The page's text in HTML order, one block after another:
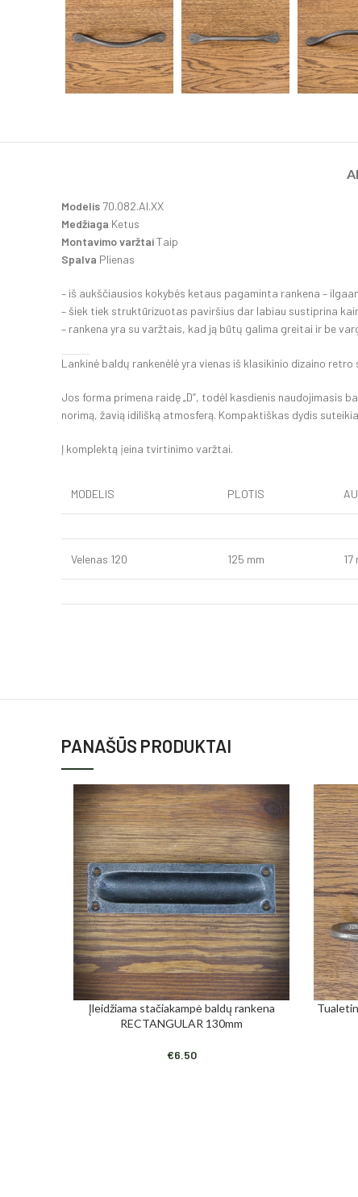
Modelis 70.082.AI.XX
Medžiaga Ketus
Montavimo varžtaiTaip
Spalva Plienas
– iš aukščiausios kokybės ketaus pagaminta rankena –
– šiek tiek struktūrizuotas paviršius dar labiau sustiprina
– rankena yra su varžtais, kad ją būtų galima greitai ir be
Lankinė baldų rankenėlė yra vienas iš klasikinio dizaino
Jos forma primena raidę „D”, todėl kasdienis
norimą, žavią idilišką atmosferą. Kompaktiškas dydis
Į komplektą įeina tvirtinimo varžtai.
MODELIS PLOTIS
Velenas 120 125 mm 17
PANAŠŪS PRODUKTAI
Į KREPŠELĮ
Įleidžiama stačiakampė baldų rankena
RECTANGULAR 130mm
€6.50
Į